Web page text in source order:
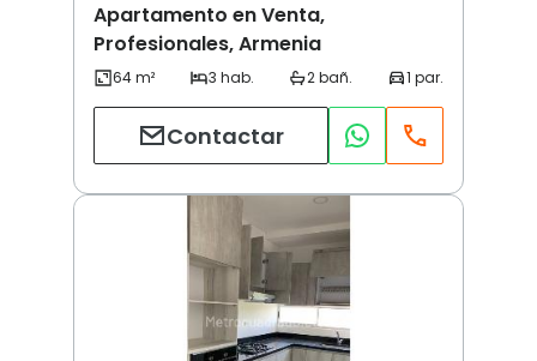
Apartamento en Venta,
Profesionales, Armenia
Contactar